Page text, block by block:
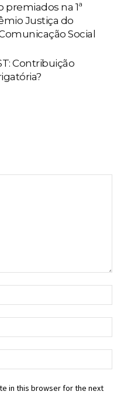
premiados na 1ª
Justiça do
Social
Contribuição
in this browser for the next